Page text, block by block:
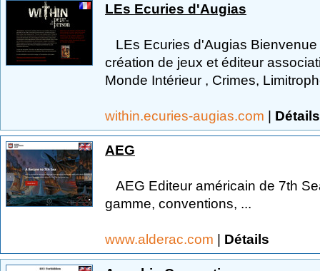
LEs Ecuries d'Augias
LEs Ecuries d'Augias
création de jeux et éditeur
Monde Intérieur , Crimes,
within.ecuries-augias.com | Détails
AEG
AEG Editeur américain de 7th
gamme, conventions, ...
www.alderac.com | Détails